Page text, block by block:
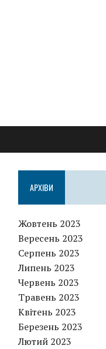
АРХІВИ
Жовтень 2023
Вересень 2023
Серпень 2023
Липень 2023
Червень 2023
Травень 2023
Квітень 2023
Березень 2023
Лютий 2023